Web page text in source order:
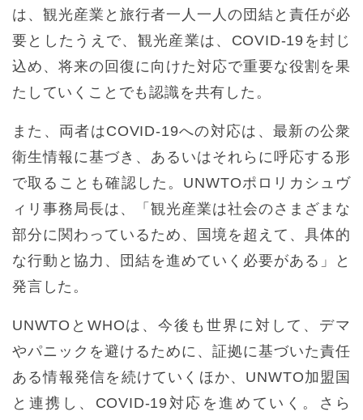
は、観光産業と旅行者一人一人の団結と責任が必
要としたうえで、観光産業は、COVID-19を封じ
込め、将来の回復に向けた対応で重要な役割を果
たしていくことでも認識を共有した。
また、両者はCOVID-19への対応は、最新の公衆
衛生情報に基づき、あるいはそれらに呼応する形
で取ることも確認した。UNWTOポロリカシュヴ
ィリ事務局長は、「観光産業は社会のさまざまな
部分に関わっているため、国境を超えて、具体的
な行動と協力、団結を進めていく必要がある」と
発言した。
UNWTOとWHOは、今後も世界に対して、デマ
やパニックを避けるために、証拠に基づいた責任
ある情報発信を続けていくほか、UNWTO加盟国
と連携し、COVID-19対応を進めていく。さら